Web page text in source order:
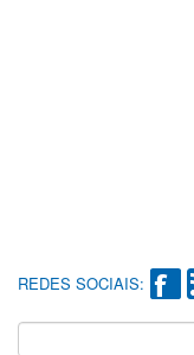
REDES SOCIAIS: